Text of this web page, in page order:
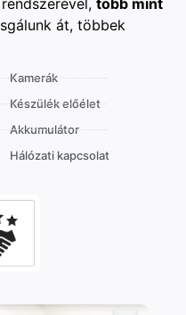
át, többek
Kamerák
Készülék előélet
Akkumulátor
Hálózati kapcsolat